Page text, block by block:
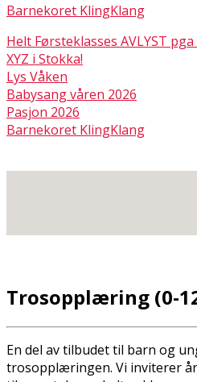
Barnekoret KlingKlang
Helt Førsteklasses AVLYST
XYZ i Stokka!
Lys Våken
Babysang våren 2026
Pasjon 2026
Barnekoret KlingKlang
Trosopplæring (0-
En del av tilbudet til barn og
trosopplæringen. Vi inviterer